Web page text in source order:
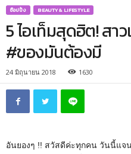
ช็อปปิ้ง BEAUTY & LIFESTYLE
5 ไอเท็มสุดฮิต! ส
#ของมันต้องมี
24 มิถุนายน 2018 1630
อันยองๆ !! สวัสดีค่ะทุกคน วันนี้แจ